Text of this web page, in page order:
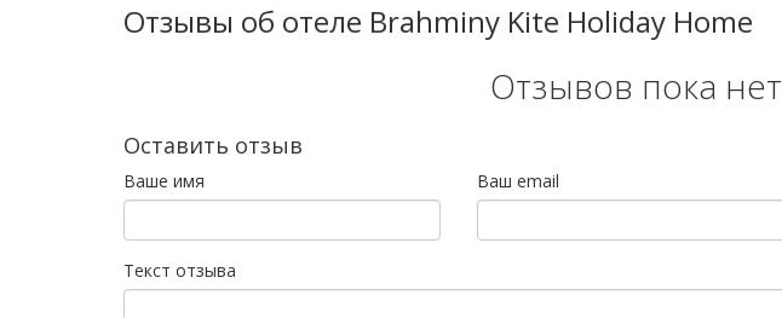
Отзывы об отеле Brahminy Kite Holiday Home
Отзывов пока нет
Оставить отзыв
Ваше имя Ваш email
Текст отзыва